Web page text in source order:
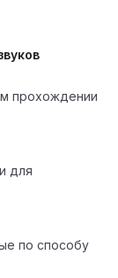
прохождении
для
по способу